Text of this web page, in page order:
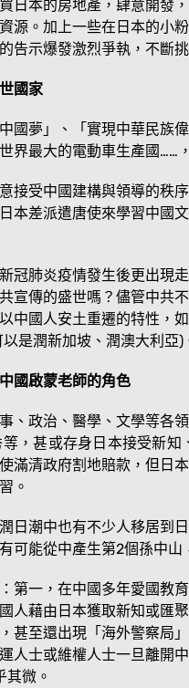
日本的房地產，肆意開發
源。加上一些在日本的小
告示爆發激烈爭執，不斷
國家
國夢」、「實現中華民族
界最大的電動車生產國……
接受中國建構與領導的秩
本差派遣唐使來學習中國
冠肺炎疫情發生後更出現
宣傳的盛世嗎？儘管中共
中國人安土重遷的特性，
是潤新加坡、潤澳大利亞)
國啟蒙老師的角色
、政治、醫學、文學等各
，甚或存身日本接受新
滿清政府割地賠款，但日
。
日潮中也有不少人移居到
可能從中產生第2個孫中山
第一，在中國多年愛國教
人藉由日本獲取新知或匯
甚至還出現「海外警察局
人士或維權人士一旦離開
微。